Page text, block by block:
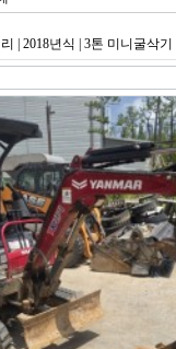
| 2018년식 | 3톤 미니굴삭기